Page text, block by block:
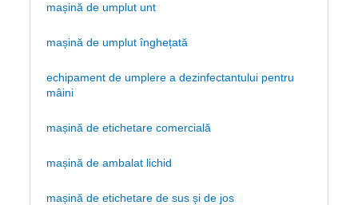
mașină de umplut unt
mașină de umplut înghețată
echipament de umplere a dezinfectantului pentru
mâini
mașină de etichetare comercială
mașină de ambalat lichid
mașină de etichetare de sus și de jos